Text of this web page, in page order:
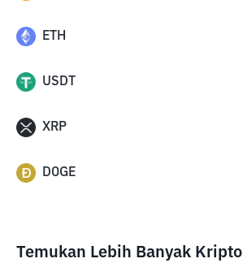
ETH
USDT
XRP
DOGE
Temukan Lebih Banyak Kripto